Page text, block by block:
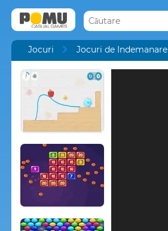
Jocuri Jocuri de Indemanare